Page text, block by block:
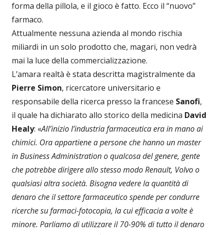
forma della pillola, e il gioco è fatto. Ecco il “nuovo”
farmaco.
Attualmente nessuna azienda al mondo rischia
miliardi in un solo prodotto che, magari, non vedrà
mai la luce della commercializzazione.
L’amara realtà è stata descritta magistralmente da
Pierre Simon, ricercatore universitario e
responsabile della ricerca presso la francese Sanofi,
il quale ha dichiarato allo storico della medicina David
Healy: «All’inizio l’industria farmaceutica era in mano ai
chimici. Ora appartiene a persone che hanno un master
in Business Administration o qualcosa del genere, gente
che potrebbe dirigere allo stesso modo Renault, Volvo o
qualsiasi altra società. Bisogna vedere la quantità di
denaro che il settore farmaceutico spende per condurre
ricerche su farmaci-fotocopia, la cui efficacia a volte è
minore. Parliamo di utilizzare il 70-90% di tutto il denaro